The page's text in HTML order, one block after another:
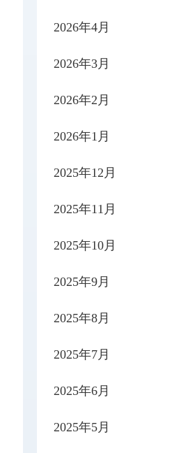
2026年4月
2026年3月
2026年2月
2026年1月
2025年12月
2025年11月
2025年10月
2025年9月
2025年8月
2025年7月
2025年6月
2025年5月